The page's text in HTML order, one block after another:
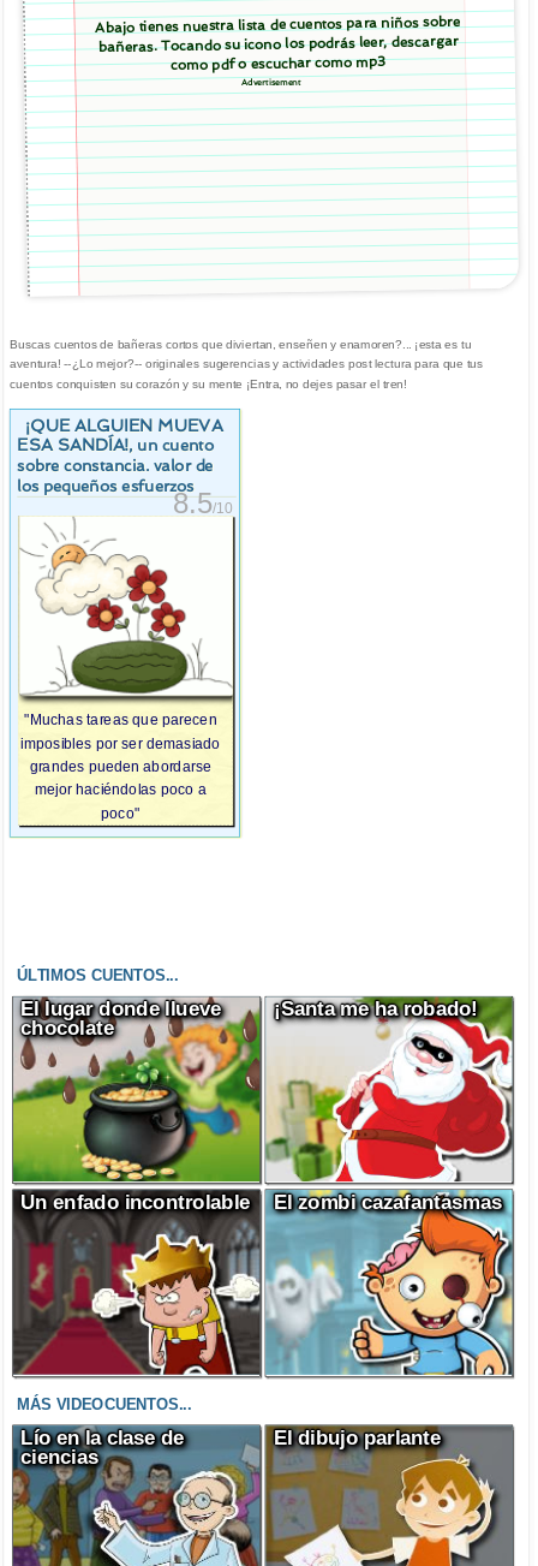
Abajo tienes nuestra lista de cuentos para niños sobre
bañeras. Tocando su icono los podrás leer, descargar
como pdf o escuchar como mp3
Advertisement
Buscas cuentos de bañeras cortos que diviertan, enseñen y enamoren?... ¡esta es tu
aventura! --¿Lo mejor?-- originales sugerencias y actividades post lectura para que tus
cuentos conquisten su corazón y su mente ¡Entra, no dejes pasar el tren!
¡QUE ALGUIEN MUEVA
ESA SANDÍA!, un cuento
sobre constancia. valor de
los pequeños esfuerzos
8.5/10
"Muchas tareas que parecen
imposibles por ser demasiado
grandes pueden abordarse
mejor haciéndolas poco a
poco"
ÚLTIMOS CUENTOS...
El lugar donde llueve
chocolate
¡Santa me ha robado!
Un enfado incontrolable El zombi cazafantasmas
MÁS VIDEOCUENTOS...
Lío en la clase de
ciencias
El dibujo parlante